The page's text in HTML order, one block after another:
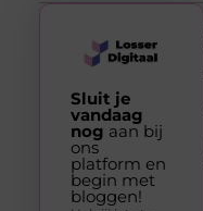
Sluit je
vandaag
nog aan bij
ons
platform en
begin met
bloggen!